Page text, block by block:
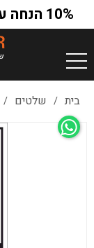
10% הנחה על כל האתר בקוד קופון extra10
בית / שלטים /